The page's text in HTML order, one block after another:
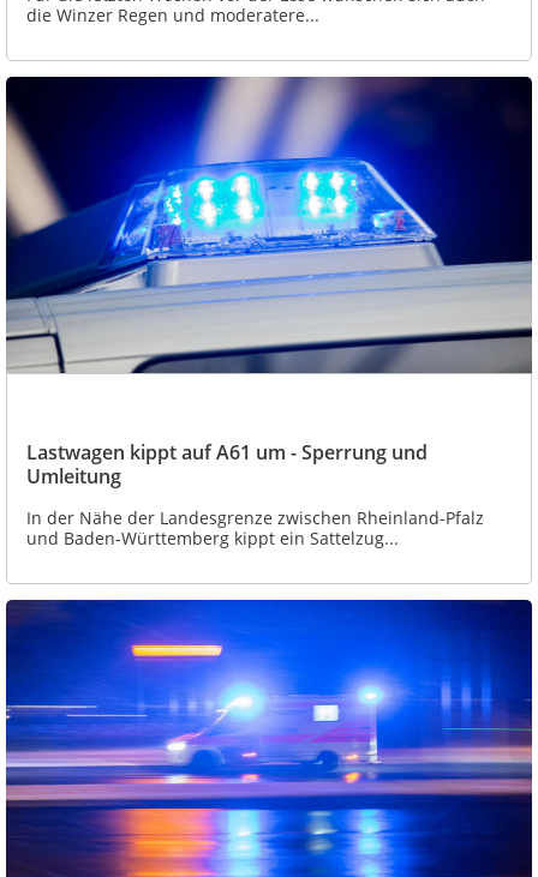
die Winzer Regen und moderatere...
Lastwagen kippt auf A61 um - Sperrung und
Umleitung
In der Nähe der Landesgrenze zwischen Rheinland-Pfalz
und Baden-Württemberg kippt ein Sattelzug...